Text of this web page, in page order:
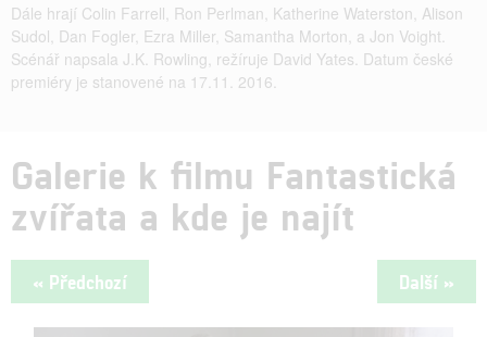
Dále hrají Colin Farrell, Ron Perlman, Katherine Waterston, Alison
Sudol, Dan Fogler, Ezra Miller, Samantha Morton, a Jon Voight.
Scénář napsala J.K. Rowling, režíruje David Yates. Datum české
premiéry je stanovené na 17.11. 2016.
Galerie k filmu Fantastická
zvířata a kde je najít
« Předchozí Další »